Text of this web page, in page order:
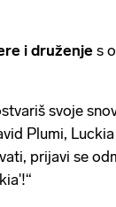
i druženje s
svoje
Plumi,
prijavi se